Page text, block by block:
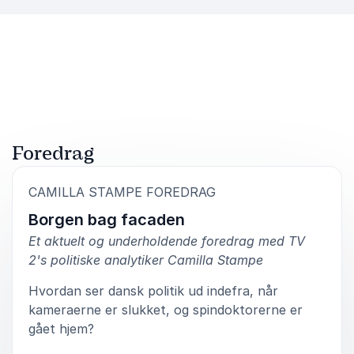
Foredrag
CAMILLA STAMPE FOREDRAG
Borgen bag facaden
Et aktuelt og underholdende foredrag med TV
2's politiske analytiker Camilla Stampe
Hvordan ser dansk politik ud indefra, når
kameraerne er slukket, og spindoktorerne er
gået hjem?